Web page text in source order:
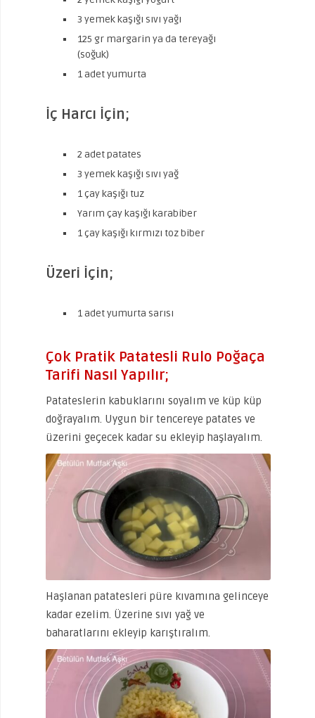
3 yemek kaşığı sıvı yağı
125 gr margarin ya da tereyağı
(soğuk)
1 adet yumurta
İç Harcı İçin;
2 adet patates
3 yemek kaşığı sıvı yağ
1 çay kaşığı tuz
Yarım çay kaşığı karabiber
1 çay kaşığı kırmızı toz biber
Üzeri İçin;
1 adet yumurta sarısı
Çok Pratik Patatesli Rulo Poğaça
Tarifi Nasıl Yapılır;
Patateslerin kabuklarını soyalım ve küp küp
doğrayalım. Uygun bir tencereye patates ve
üzerini geçecek kadar su ekleyip haşlayalım.
Haşlanan patatesleri püre kıvamına gelinceye
kadar ezelim. Üzerine sıvı yağ ve
baharatlarını ekleyip karıştıralım.